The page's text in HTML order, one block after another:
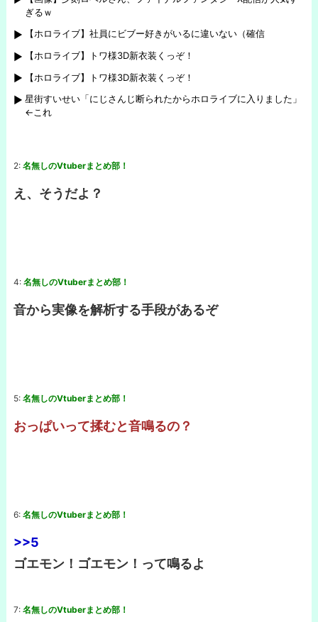
ぎるｗ
【ホロライブ】社員にビブー好きがいるに違いない（確信
【ホロライブ】トワ様3D新衣装くっぞ！
【ホロライブ】トワ様3D新衣装くっぞ！
星街すいせい「にじさんじ断られたからホロライブに入りました」
←これ
2: 名無しのVtuberまとめ部！
え、そうだよ？
4: 名無しのVtuberまとめ部！
音から実像を解析する手段があるぞ
5: 名無しのVtuberまとめ部！
おっぱいって揉むと音鳴るの？
6: 名無しのVtuberまとめ部！
>>5
ゴエモン！ゴエモン！って鳴るよ
7: 名無しのVtuberまとめ部！